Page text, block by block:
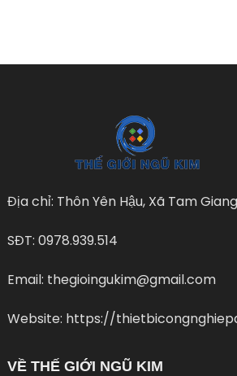
Địa chỉ: Thôn Yên Hậu, Xã Tam
SĐT: 0978.939.514
Email: thegioingukim@gmail.com
Website: https://
VỀ THẾ GIỚI NGŨ KIM